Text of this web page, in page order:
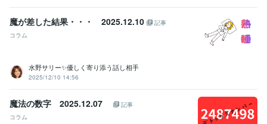
【関西弁使い分け】大阪弁でも舌巻く方も話せる力☪️:99年
【訛った英語話せる】シングリッシュで会話できる☪️:99年
悩み相談・カウンセリング
傾聴力と雑談、愚痴、女性の友達として
本音でお話しして
自己肯定感を上げましょう
愛あるお叱り致します。
話し相手 関西弁
恋愛
魔が差した結果・・・ 2025.12.10
記事
コラム
水野サリー✨優しく寄り添う話し相手
2025/12/10 14:56
魔法の数字 2025.12.07
記事
コラム